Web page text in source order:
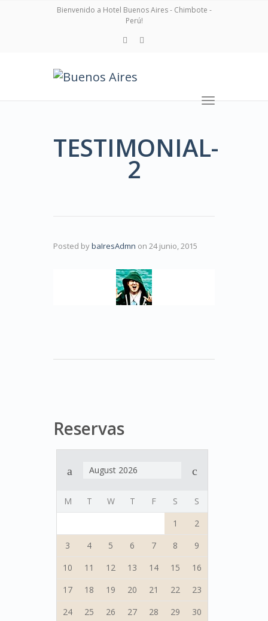
Bienvenido a Hotel Buenos Aires - Chimbote -
Perú!
Toggle
TESTIMONIAL-
2
Posted bybaIresAdmn on 24 junio, 2015
Reservas
August 2026
M T W T F S
S
1
2
3
4 5 6 7 8
9
10
11 12 13 14 15
16
17
18 19 20 21 22
23
24
25 26 27 28 29
30